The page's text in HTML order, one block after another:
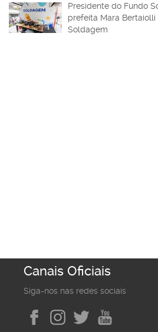
Presidente do Fundo
prefeita Mara
Soldagem
Canais Oficiais
Siga-nos nas redes sociais